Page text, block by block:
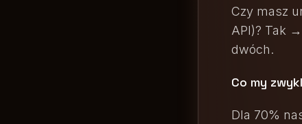
Czy masz
API)? Tak
dwóch.
Co my
Dla 70%